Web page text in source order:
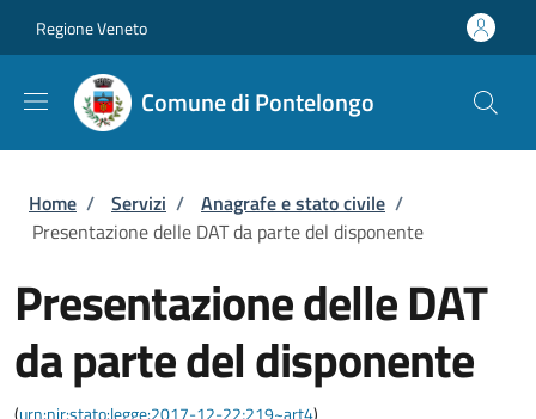
Regione Veneto
Comune di Pontelongo
Briciole di pane
Home / Servizi / Anagrafe e stato civile /
Presentazione delle DAT da parte del disponente
Presentazione delle DAT
da parte del disponente
(urn:nir:stato:legge:2017-12-22;219~art4)